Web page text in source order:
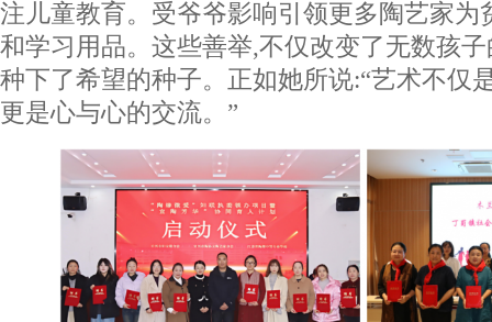
注儿童教育。受爷爷影响引领更多陶艺家为
和学习用品。这些善举,不仅改变了无数孩
种下了希望的种子。正如她所说:“艺术不仅
更是心与心的交流。”